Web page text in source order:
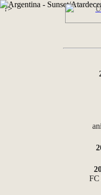
?>
FC